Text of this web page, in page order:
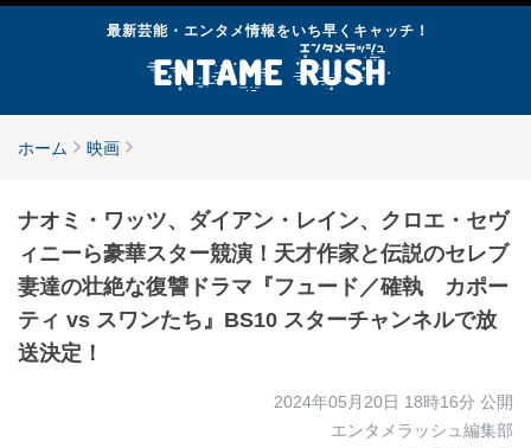
最新芸能・エンタメ情報をいち早くキャッチ！
ホーム 映画
ナオミ・ワッツ、ダイアン・レイン、クロエ・セヴ
ィニーら豪華スター競演！天才作家と伝説のセレブ
妻達の壮絶な復讐ドラマ『フュード／確執 カポー
ティ vs スワンたち』BS10 スターチャンネルで放
送決定！
2024年05月20日 18時16分 公開
エンタメラッシュ編集部